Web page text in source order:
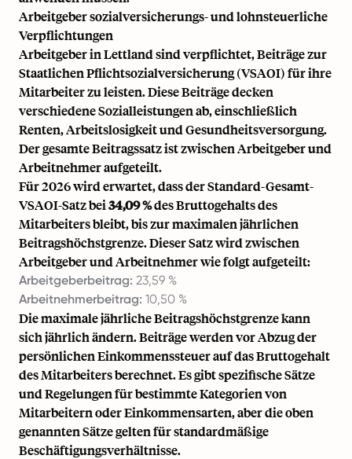
Arbeitgeber sozialversicherungs- und lohnsteuerliche
Verpflichtungen
Arbeitgeber in Lettland sind verpflichtet, Beiträge zur
Staatlichen Pflichtsozialversicherung (VSAOI) für ihre
Mitarbeiter zu leisten. Diese Beiträge decken
verschiedene Sozialleistungen ab, einschließlich
Renten, Arbeitslosigkeit und Gesundheitsversorgung.
Der gesamte Beitragssatz ist zwischen Arbeitgeber und
Arbeitnehmer aufgeteilt.
Für 2026 wird erwartet, dass der Standard-Gesamt-
VSAOI-Satz bei34,09 %des Bruttogehalts des
Mitarbeiters bleibt, bis zur maximalen jährlichen
Beitragshöchstgrenze. Dieser Satz wird zwischen
Arbeitgeber und Arbeitnehmer wie folgt aufgeteilt:
Arbeitgeberbeitrag: 23,59 %
Arbeitnehmerbeitrag: 10,50 %
Die maximale jährliche Beitragshöchstgrenze kann
sich jährlich ändern. Beiträge werden vor Abzug der
persönlichen Einkommenssteuer auf das Bruttogehalt
des Mitarbeiters berechnet. Es gibt spezifische Sätze
und Regelungen für bestimmte Kategorien von
Mitarbeitern oder Einkommensarten, aber die oben
genannten Sätze gelten für standardmäßige
Beschäftigungsverhältnisse.